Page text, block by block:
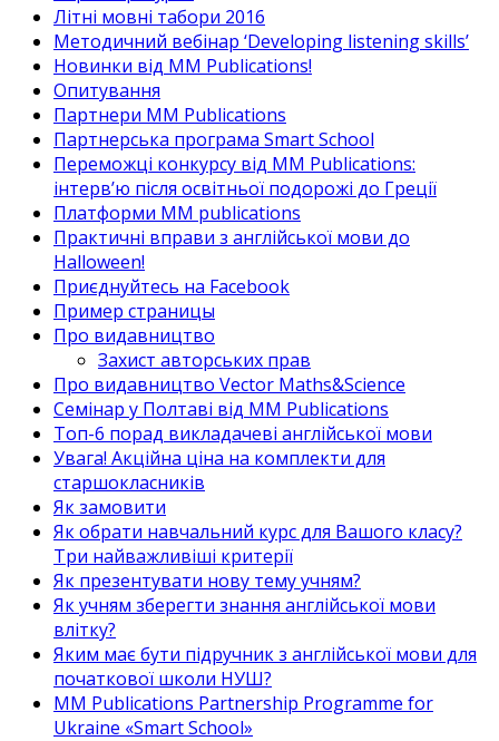
Літні мовні табори 2016
Методичний вебінар ‘Developing listening skills’
Новинки від MM Publications!
Опитування
Партнери MM Publications
Партнерська програма Smart School
Переможці конкурсу від MM Publications:
інтерв’ю після освітньої подорожі до Греції
Платформи MM publications
Практичні вправи з англійської мови до
Halloween!
Приєднуйтесь на Facebook
Пример страницы
Про видавництво
Захист авторських прав
Про видавництво Vector Maths&Science
Семінар у Полтаві від MM Publications
Топ-6 порад викладачеві англійської мови
Увага! Акційна ціна на комплекти для
старшокласників
Як замовити
Як обрати навчальний курс для Вашого класу?
Три найважливіші критерії
Як презентувати нову тему учням?
Як учням зберегти знання англійської мови
влітку?
Яким має бути підручник з англійської мови для
початкової школи НУШ?
MM Publications Partnership Programme for
Ukraine «Smart School»